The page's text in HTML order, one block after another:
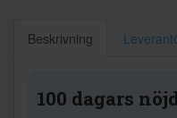
Beskrivning
100 dagars